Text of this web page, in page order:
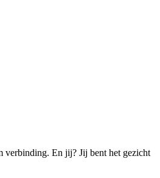
verbinding. En jij? Jij bent het gezicht